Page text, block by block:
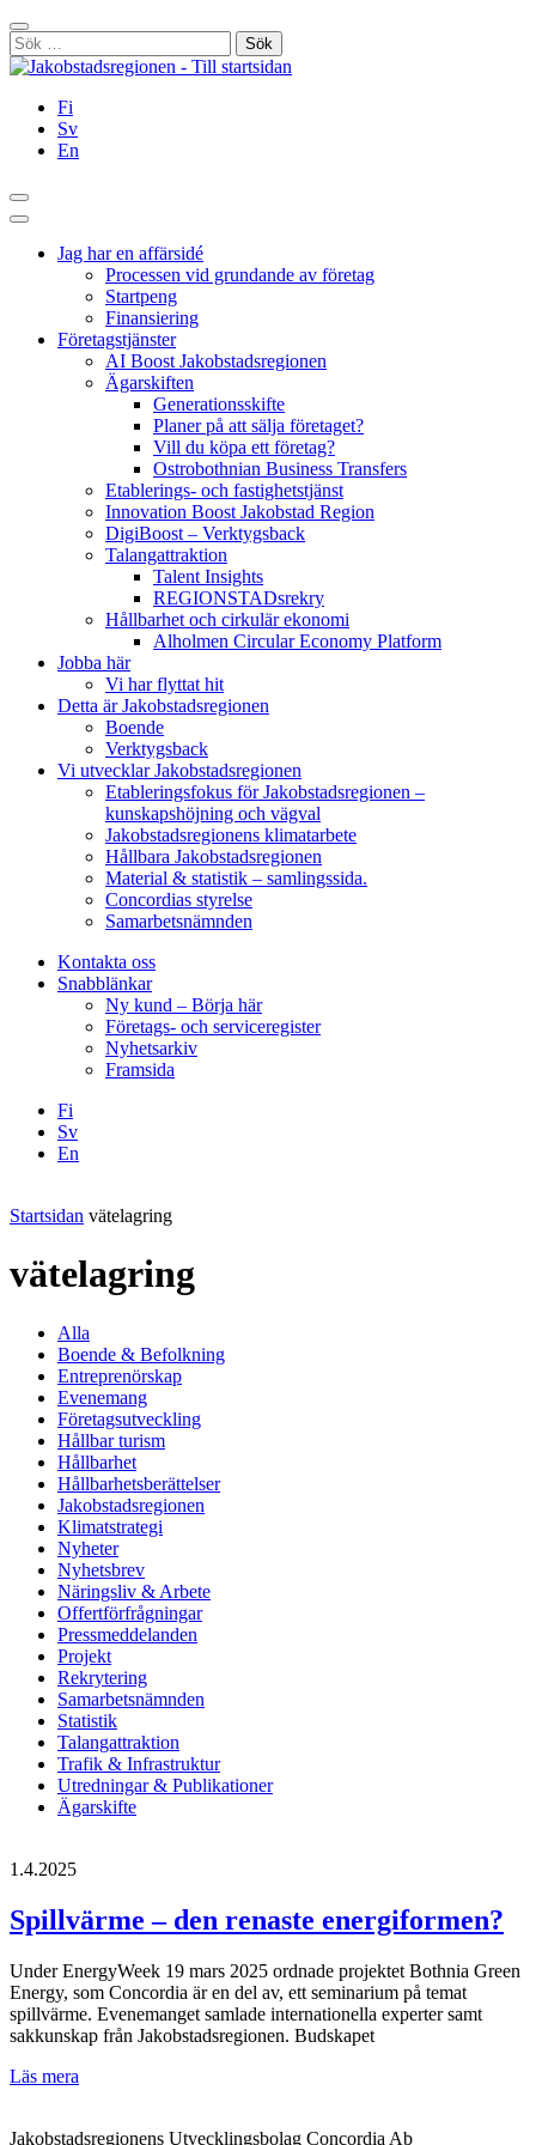
Hoppa
till
innehållet
Stäng
Sök
efter:
Fi
Sv
En
Sök
Huvudmeny
Jag har en affärsidé
Processen vid grundande av företag
Startpeng
Finansiering
Företagstjänster
AI Boost Jakobstadsregionen
Ägarskiften
Generationsskifte
Planer på att sälja företaget?
Vill du köpa ett företag?
Ostrobothnian Business Transfers
Etablerings- och fastighetstjänst
Innovation Boost Jakobstad Region
DigiBoost – Verktygsback
Talangattraktion
Talent Insights
REGIONSTADsrekry
Hållbarhet och cirkulär ekonomi
Alholmen Circular Economy Platform
Jobba här
Vi har flyttat hit
Detta är Jakobstadsregionen
Boende
Verktygsback
Vi utvecklar Jakobstadsregionen
Etableringsfokus för Jakobstadsregionen –
kunskapshöjning och vägval
Jakobstadsregionens klimatarbete
Hållbara Jakobstadsregionen
Material & statistik – samlingssida.
Concordias styrelse
Samarbetsnämnden
Kontakta oss
Snabblänkar
Ny kund – Börja här
Företags- och serviceregister
Nyhetsarkiv
Framsida
Fi
Sv
En
Startsidan vätelagring
vätelagring
Alla
Boende & Befolkning
Entreprenörskap
Evenemang
Företagsutveckling
Hållbar turism
Hållbarhet
Hållbarhetsberättelser
Jakobstadsregionen
Klimatstrategi
Nyheter
Nyhetsbrev
Näringsliv & Arbete
Offertförfrågningar
Pressmeddelanden
Projekt
Rekrytering
Samarbetsnämnden
Statistik
Talangattraktion
Trafik & Infrastruktur
Utredningar & Publikationer
Ägarskifte
1.4.2025
Spillvärme – den renaste energiformen?
Under EnergyWeek 19 mars 2025 ordnade projektet Bothnia Green
Energy, som Concordia är en del av, ett seminarium på temat
spillvärme. Evenemanget samlade internationella experter samt
sakkunskap från Jakobstadsregionen. Budskapet
Läs mera
renaste
Jakobstadsregionens Utvecklingsbolag Concordia Ab